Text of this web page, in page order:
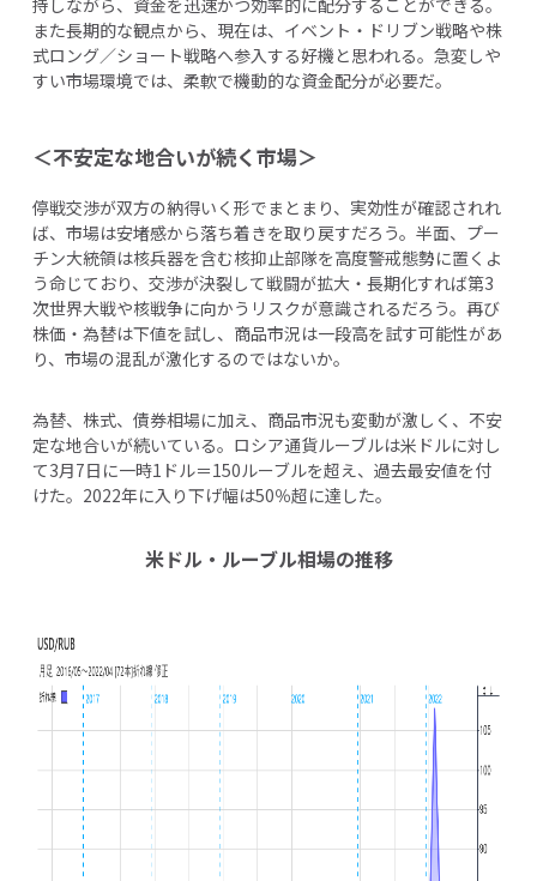
また長期的な観点から、現在は、イベント・ドリブン戦略や株
式ロング／ショート戦略へ参入する好機と思われる。急変しや
すい市場環境では、柔軟で機動的な資金配分が必要だ。
＜不安定な地合いが続く市場＞
停戦交渉が双方の納得いく形でまとまり、実効性が確認されれ
ば、市場は安堵感から落ち着きを取り戻すだろう。半面、プー
チン大統領は核兵器を含む核抑止部隊を高度警戒態勢に置くよ
う命じており、交渉が決裂して戦闘が拡大・長期化すれば第3
次世界大戦や核戦争に向かうリスクが意識されるだろう。再び
株価・為替は下値を試し、商品市況は一段高を試す可能性があ
り、市場の混乱が激化するのではないか。
為替、株式、債券相場に加え、商品市況も変動が激しく、不安
定な地合いが続いている。ロシア通貨ルーブルは米ドルに対し
て3月7日に一時1ドル＝150ルーブルを超え、過去最安値を付
けた。2022年に入り下げ幅は50％超に達した。
米ドル・ルーブル相場の推移